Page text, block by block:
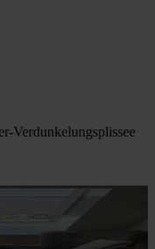
Verdunkelungsplissee